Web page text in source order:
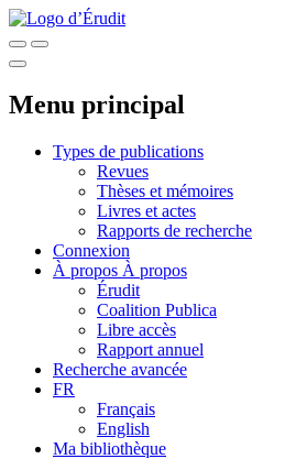
Menu principal
Types de publications
Revues
Thèses et mémoires
Livres et actes
Rapports de recherche
Connexion
À propos À propos
Érudit
Coalition Publica
Libre accès
Rapport annuel
Recherche avancée
FR
Français
English
Ma bibliothèque